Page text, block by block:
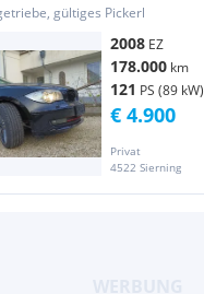
gültiges Pickerl
2008 EZ
178.000 km
121 PS (89 kW)
Privat
4522 Sierning
€ 4.900